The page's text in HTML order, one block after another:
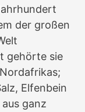
der großen
gehörte sie
Elfenbein
ganz